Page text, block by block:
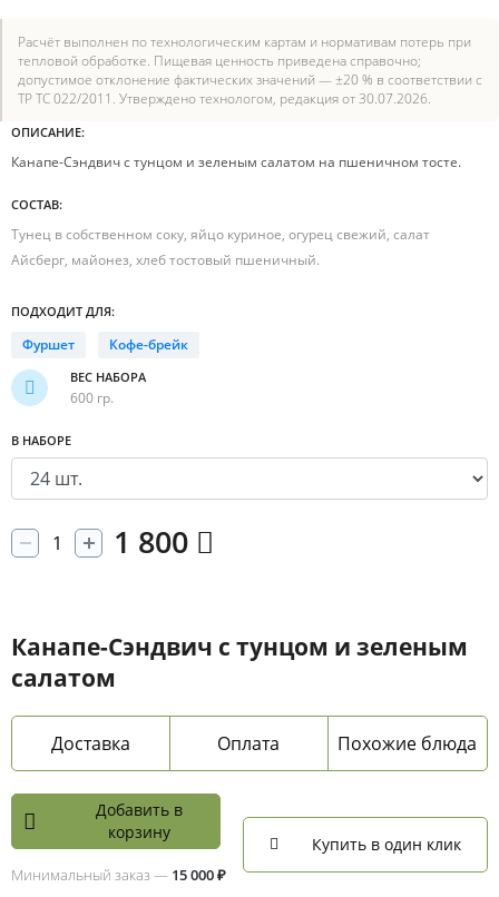
Расчёт выполнен по технологическим картам и нормативам потерь при
тепловой обработке. Пищевая ценность приведена справочно;
допустимое отклонение фактических значений — ±20 % в соответствии с
ТР ТС 022/2011. Утверждено технологом, редакция от 30.07.2026.
Канапе-Сэндвич с тунцом и зеленым
салатом
Доставка Оплата Похожие блюда
ОПИСАНИЕ:
Канапе-Сэндвич с тунцом и зеленым салатом на пшеничном тосте.
СОСТАВ:
Тунец в собственном соку, яйцо куриное, огурец свежий, салат
Айсберг, майонез, хлеб тостовый пшеничный.
ПОДХОДИТ ДЛЯ:
Фуршет Кофе-брейк
ВЕС НАБОРА
600 гр.
В НАБОРЕ
1 800
Добавить в
корзину
Минимальный заказ — 15 000 ₽
Купить в один клик